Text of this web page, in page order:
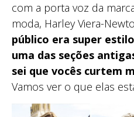
com a porta voz da
moda, Harley Viera-
público era super
uma das seções
sei que vocês curtem
Vamos ver o que elas